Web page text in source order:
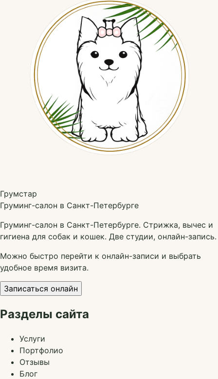
Грумстар
Груминг-салон в Санкт-Петербурге
Груминг-салон в Санкт-Петербурге. Стрижка, вычес и
гигиена для собак и кошек. Две студии, онлайн-запись.
Можно быстро перейти к онлайн-записи и выбрать
удобное время визита.
Записаться онлайн
Разделы сайта
Услуги
Портфолио
Отзывы
Блог